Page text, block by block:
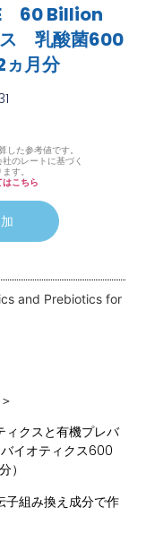
60 Billion
乳酸菌600
月分
た参考値です。
のレートに基づく
す。
はこちら
and Prebiotics for
ィクスと有機プレバ
イオティクス600
）
子組み換え成分で作